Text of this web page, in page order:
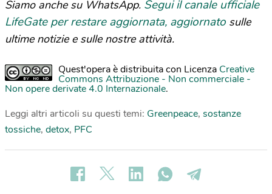
Siamo anche su WhatsApp. Segui il canale ufficiale
LifeGate per restare aggiornata, aggiornato sulle
ultime notizie e sulle nostre attività.
Quest'opera è distribuita con Licenza Creative
Commons Attribuzione - Non commerciale -
Non opere derivate 4.0 Internazionale.
Leggi altri articoli su questi temi: Greenpeace, sostanze
tossiche, detox, PFC